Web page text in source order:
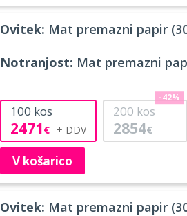
Ovitek: Mat premazni papir
Notranjost: Mat premazni
100 kos
2471€
200 kos
2854€
-42%
V košarico
Ovitek: Mat premazni papir